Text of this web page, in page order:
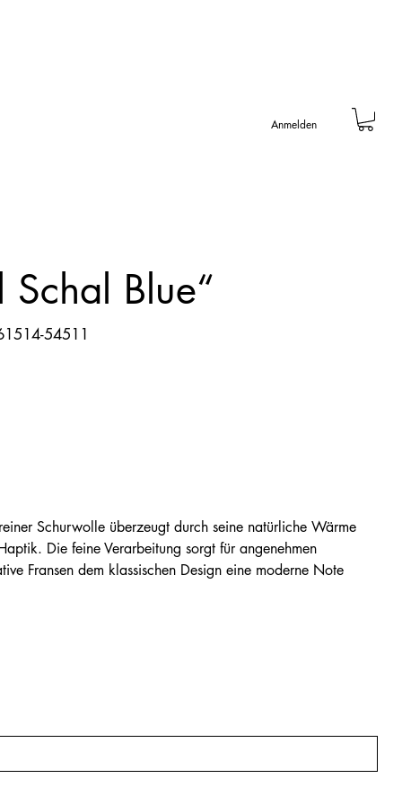
Anmelden
Blue“
54511
Schurwolle überzeugt durch seine natürliche Wärme
Die feine Verarbeitung sorgt für angenehmen
Fransen dem klassischen Design eine moderne Note